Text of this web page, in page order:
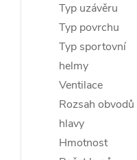
Typ uzávěru
Typ povrchu
Typ sportovní
helmy
Ventilace
Rozsah obvodů
hlavy
Hmotnost